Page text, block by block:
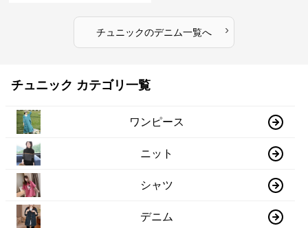
チュニックのデニム一覧へ ›
チュニック カテゴリ一覧
ワンピース
ニット
シャツ
デニム